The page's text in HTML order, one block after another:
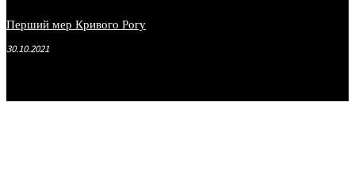
Перший мер Кривого Рогу
30.10.2021